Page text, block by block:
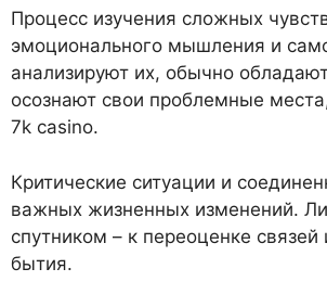
Процесс изучения сложных
эмоционального мышления и
анализируют их, обычно
осознают свои проблемные
7k casino.
Критические ситуации и
важных жизненных изменений.
спутником – к переоценке
бытия.